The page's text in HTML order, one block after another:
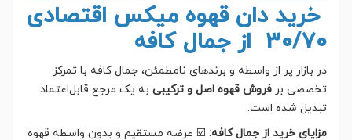
خرید دان قهوه میکس اقتصادی
30/70 از جمال کافه
در بازار پر از واسطه و برندهای نامطمئن، جمال کافه با تمرکز
تخصصی بر فروش قهوه اصل و ترکیبی به یک مرجع قابل‌اعتماد
تبدیل شده است.
مزایای خرید از جمال کافه: ☑️ عرضه مستقیم و بدون واسطه قهوه